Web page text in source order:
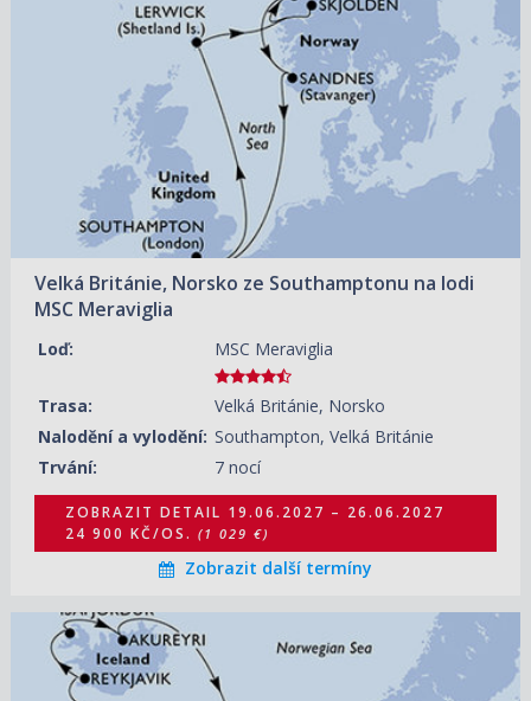
Velká Británie, Norsko ze Southamptonu na lodi
MSC Meraviglia
Loď: MSC Meraviglia
Trasa:
Velká Británie, Norsko
Nalodění a vylodění: Southampton, Velká Británie
Trvání:
7 nocí
ZOBRAZIT DETAIL
19.06.2027 – 26.06.2027
24 900 KČ/OS.
(1 029 €)
ZOBRAZIT DETAIL
18.09.2027 – 25.09.2027
22 000 KČ/OS.
(909 €)
ZOBRAZIT DETAIL 19.06.2027 – 26.06.2027
24 900 KČ/OS. (1 029 €)
Zobrazit další termíny
ZOBRAZIT DETAIL
16.05.2027 – 27.05.2027
37 970 KČ/OS.